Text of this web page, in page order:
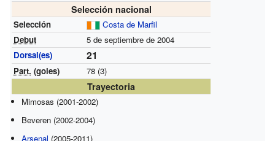
Selección nacional
Selección
Costa de Marfil
Debut
5 de septiembre de 2004
Dorsal(es)
21
Part. (goles) 78 (3)
Trayectoria
Mimosas (2001-2002)
Beveren (2002-2004)
Arsenal (2005-2011)